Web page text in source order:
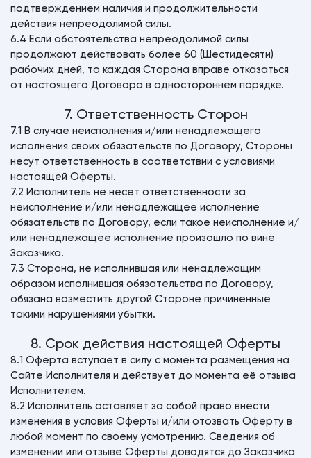
подтверждением наличия и продолжительности
действия непреодолимой силы.
6.4 Если обстоятельства непреодолимой силы
продолжают действовать более 60 (Шестидесяти)
рабочих дней, то каждая Сторона вправе отказаться
от настоящего Договора в одностороннем порядке.
7. Ответственность Сторон
7.1 В случае неисполнения и/или ненадлежащего
исполнения своих обязательств по Договору, Стороны
несут ответственность в соответствии с условиями
настоящей Оферты.
7.2 Исполнитель не несет ответственности за
неисполнение и/или ненадлежащее исполнение
обязательств по Договору, если такое неисполнение и/
или ненадлежащее исполнение произошло по вине
Заказчика.
7.3 Сторона, не исполнившая или ненадлежащим
образом исполнившая обязательства по Договору,
обязана возместить другой Стороне причиненные
такими нарушениями убытки.
8. Срок действия настоящей Оферты
8.1 Оферта вступает в силу с момента размещения на
Сайте Исполнителя и действует до момента её отзыва
Исполнителем.
8.2 Исполнитель оставляет за собой право внести
изменения в условия Оферты и/или отозвать Оферту в
любой момент по своему усмотрению. Сведения об
изменении или отзыве Оферты доводятся до Заказчика